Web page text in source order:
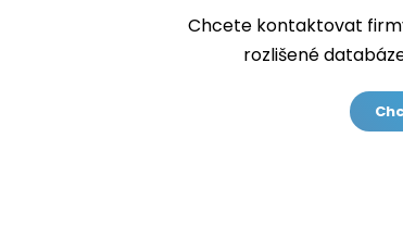
Chcete kontaktovat
rozlišené